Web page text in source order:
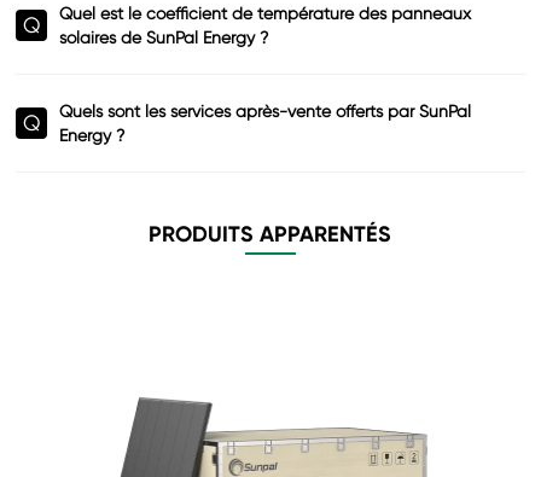
Q
Quel est le coefficient de température des panneaux
solaires de SunPal Energy ?
Q
Quels sont les services après-vente offerts par SunPal
Energy ?
PRODUITS APPARENTÉS